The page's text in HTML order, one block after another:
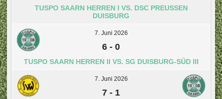
TUSPO SAARN HERREN I VS. DSC PREUSSEN D
UISBURG
7. Juni 2026
6 - 0
TUSPO SAARN HERREN II VS. SG DUISBURG-SÜD III
7. Juni 2026
7 - 1